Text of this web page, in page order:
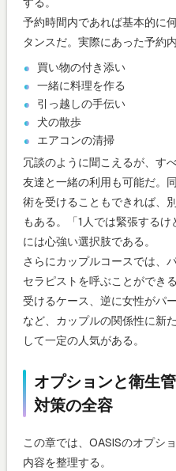
予約時間内であれば基本的に
タンスだ。実際にあった予約
買い物の付き添い
一緒に料理を作る
引っ越しの手伝い
犬の散歩
エアコンの清掃
冗談のように聞こえるが、す
友達と一緒の利用も可能だ。
術を受けることもできれば、
もある。「1人では緊張する
には心強い選択肢である。
さらにカップルコースでは、
セラピストを呼ぶことができ
受けるケース、逆に女性がパ
など、カップルの関係性に新
して一定の人気がある。
オプションと衛生
対策の全容
この章では、OASISのオプシ
内容を整理する。